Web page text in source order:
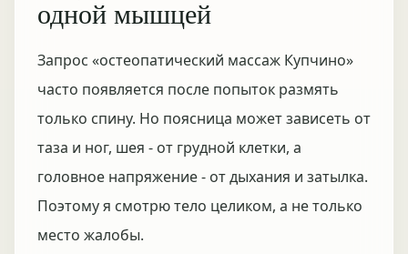
одной мышцей
Запрос «остеопатический массаж Купчино»
часто появляется после попыток размять
только спину. Но поясница может зависеть от
таза и ног, шея - от грудной клетки, а
головное напряжение - от дыхания и затылка.
Поэтому я смотрю тело целиком, а не только
место жалобы.